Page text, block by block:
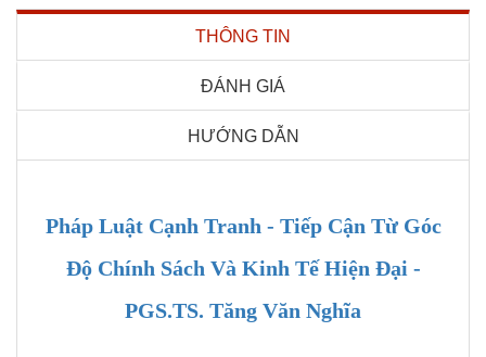
THÔNG TIN
ĐÁNH GIÁ
HƯỚNG DẪN
Pháp Luật Cạnh Tranh - Tiếp Cận Từ Góc
Độ Chính Sách Và Kinh Tế Hiện Đại -
PGS.TS. Tăng Văn Nghĩa